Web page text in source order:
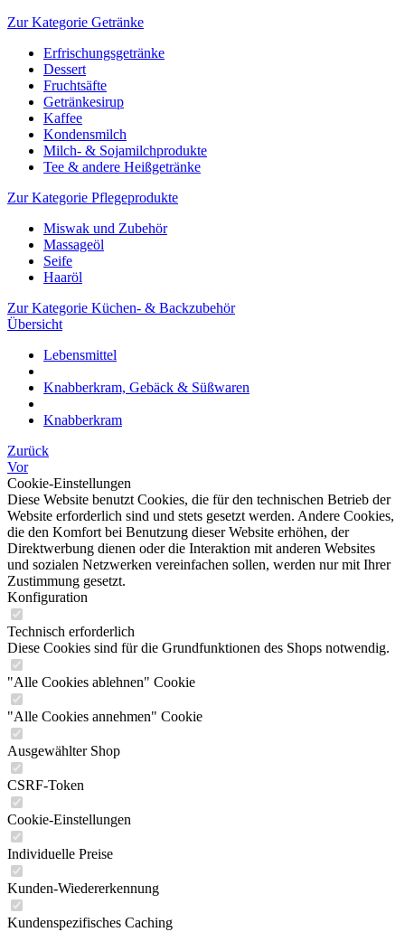
Zur Kategorie Getränke
Erfrischungsgetränke
Dessert
Fruchtsäfte
Getränkesirup
Kaffee
Kondensmilch
Milch- & Sojamilchprodukte
Tee & andere Heißgetränke
Zur Kategorie Pflegeprodukte
Miswak und Zubehör
Massageöl
Seife
Haaröl
Zur Kategorie Küchen- & Backzubehör
Übersicht
Lebensmittel
Knabberkram, Gebäck & Süßwaren
Knabberkram
Zurück
Vor
Cookie-Einstellungen
Diese Website benutzt Cookies, die für den technischen Betrieb der
Website erforderlich sind und stets gesetzt werden. Andere Cookies,
die den Komfort bei Benutzung dieser Website erhöhen, der
Direktwerbung dienen oder die Interaktion mit anderen Websites
und sozialen Netzwerken vereinfachen sollen, werden nur mit Ihrer
Zustimmung gesetzt.
Konfiguration
Technisch erforderlich
Diese Cookies sind für die Grundfunktionen des Shops notwendig.
"Alle Cookies ablehnen" Cookie
"Alle Cookies annehmen" Cookie
Ausgewählter Shop
CSRF-Token
Cookie-Einstellungen
Individuelle Preise
Kunden-Wiedererkennung
Kundenspezifisches Caching